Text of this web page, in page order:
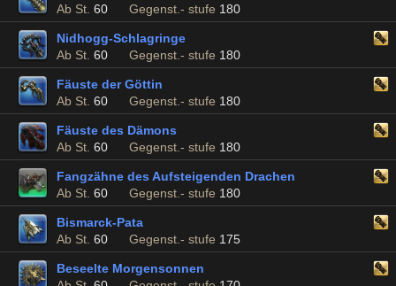
Ab St. 60 Gegenst.- stufe 180
Nidhogg-Schlagringe
Ab St. 60 Gegenst.- stufe 180
Fäuste der Göttin
Ab St. 60 Gegenst.- stufe 180
Fäuste des Dämons
Ab St. 60 Gegenst.- stufe 180
Fangzähne des Aufsteigenden Drachen
Ab St. 60 Gegenst.- stufe 180
Bismarck-Pata
Ab St. 60 Gegenst.- stufe 175
Beseelte Morgensonnen